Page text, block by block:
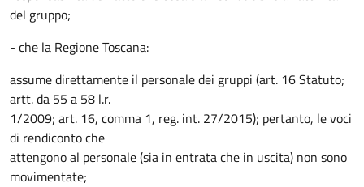
del gruppo;
- che la Regione Toscana:
assume direttamente il personale dei gruppi (art. 16 Statuto;
artt. da 55 a 58 l.r.
1/2009; art. 16, comma 1, reg. int. 27/2015); pertanto, le voci
di rendiconto che
attengono al personale (sia in entrata che in uscita) non sono
movimentate;